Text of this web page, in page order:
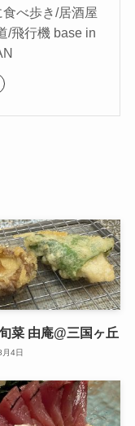
べ歩き/居酒屋
/飛行機 base in
菜 由庵@三国ヶ丘
4日